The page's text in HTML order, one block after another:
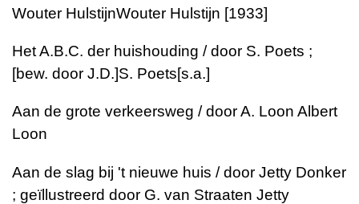
Wouter HulstijnWouter Hulstijn [1933]
Het A.B.C. der huishouding / door S. Poets ;
[bew. door J.D.]S. Poets[s.a.]
Aan de grote verkeersweg / door A. Loon Albert
Loon
Aan de slag bij 't nieuwe huis / door Jetty Donker
; geïllustreerd door G. van Straaten Jetty